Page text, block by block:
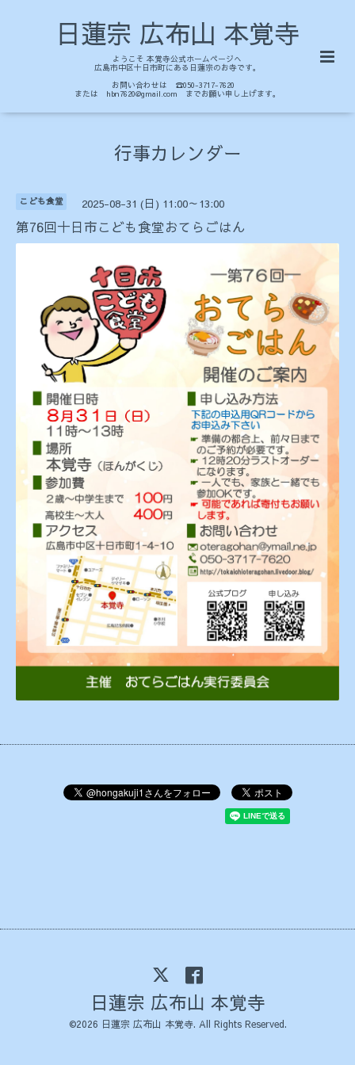
日蓮宗 広布山 本覚寺
ようこそ 本覚寺公式ホームページへ
広島市中区十日市町にある日蓮宗のお寺です。
お問い合わせは ☎050-3717-7620
または hbn7620@gmail.com までお願い申し上げます。
行事カレンダー
こども食堂 2025-08-31 (日) 11:00～13:00
第76回十日市こども食堂おてらごはん
日蓮宗 広布山 本覚寺
©2026 日蓮宗 広布山 本覚寺. All Rights Reserved.